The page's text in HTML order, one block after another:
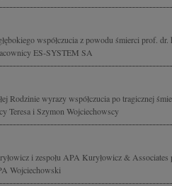
współczucia z powodu śmierci prof. dr.
ES-SYSTEM SA
Rodzinie wyrazy współczucia po tragicznej
Teresa i Szymon Wojciechowscy
i zespołu APA Kuryłowicz & Associates
Wojciechowski